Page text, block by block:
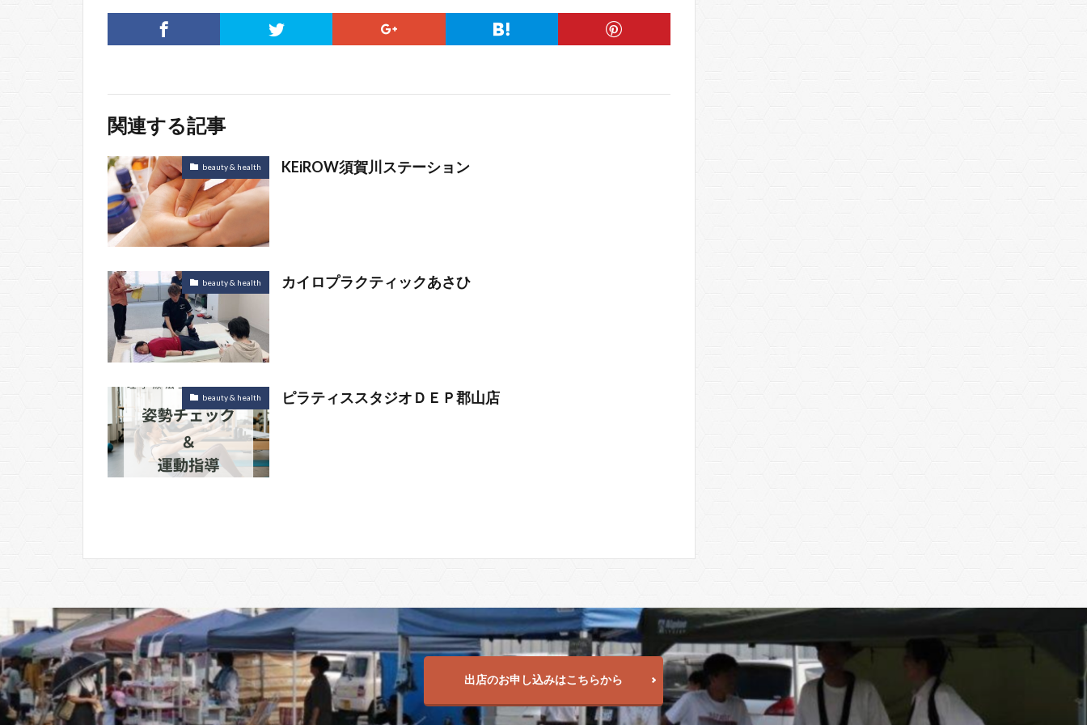
関連する記事
beauty & health KEiROW須賀川ステーション
beauty & health カイロプラクティックあさひ
beauty & health ピラティススタジオＤＥＰ郡山店
出店のお申し込みはこちらから